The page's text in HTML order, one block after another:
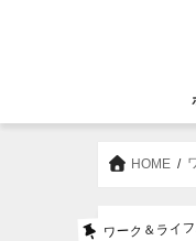
HOME
ワーク＆ライ